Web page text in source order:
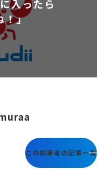
入ったら
！」
この執筆者の記事一覧